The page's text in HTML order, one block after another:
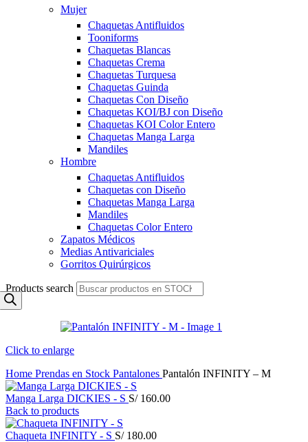
Mujer
Chaquetas Antifluidos
Tooniforms
Chaquetas Blancas
Chaquetas Crema
Chaquetas Turquesa
Chaquetas Guinda
Chaquetas Con Diseño
Chaquetas KOI/BJ con Diseño
Chaquetas KOI Color Entero
Chaquetas Manga Larga
Mandiles
Hombre
Chaquetas Antifluidos
Chaquetas con Diseño
Chaquetas Manga Larga
Mandiles
Chaquetas Color Entero
Zapatos Médicos
Medias Antivariciales
Gorritos Quirúrgicos
Products search
Click to enlarge
Home Prendas en Stock Pantalones Pantalón INFINITY – M
Manga Larga DICKIES - S S/160.00
Back to products
Chaqueta INFINITY - S S/180.00